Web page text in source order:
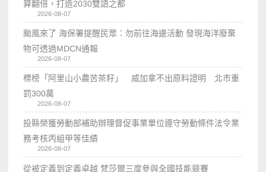
算翻倍，打造2030雙語之都
2026-08-07
颱風來了 海保署提醒民眾：勿前往海邊活動 發現海洋廢棄
物可透過MDCN通報
2026-08-07
標榜「阿里山小農苦茶籽」 威加拿不出原料證明 北市重
罰300萬
2026-08-07
投縣榮獲勞動部補助辦理督促事業單位遵守勞動條件法令業
務考核丙組甲等佳績
2026-08-07
從被定義到定義卓越 梵莎爾三度參與全國技能競賽